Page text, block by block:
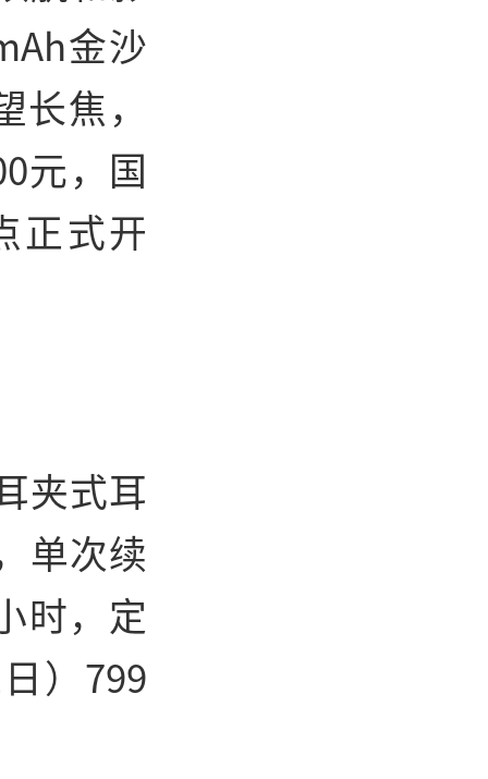
金沙
焦，
元，国
正式开
夹式耳
单次续
时，定
）799